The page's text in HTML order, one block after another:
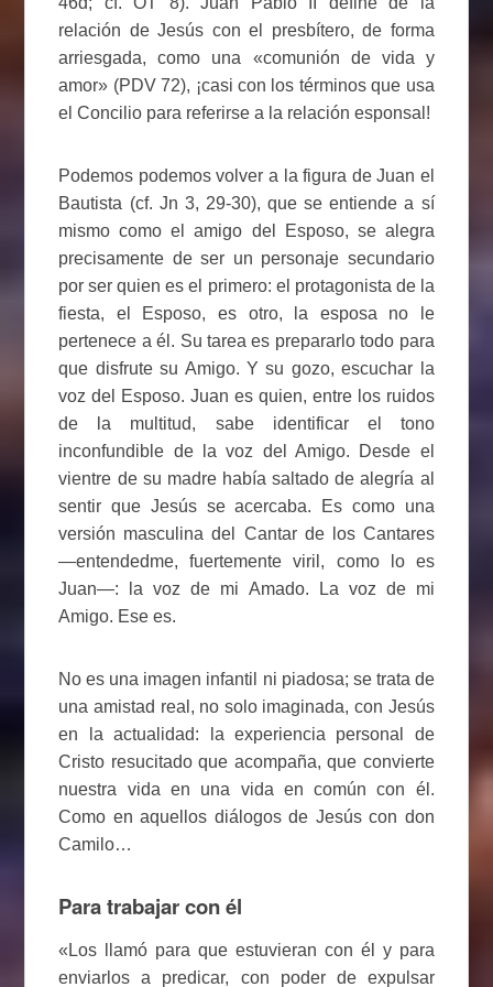
relación de Jesús con el presbítero, de forma
arriesgada, como una «comunión de vida y
amor» (PDV 72), ¡casi con los términos que usa
el Concilio para referirse a la relación esponsal!
Podemos podemos volver a la figura de Juan el
Bautista (cf. Jn 3, 29-30), que se entiende a sí
mismo como el amigo del Esposo, se alegra
precisamente de ser un personaje secundario
por ser quien es el primero: el protagonista de la
fiesta, el Esposo, es otro, la esposa no le
pertenece a él. Su tarea es prepararlo todo para
que disfrute su Amigo. Y su gozo, escuchar la
voz del Esposo. Juan es quien, entre los ruidos
de la multitud, sabe identificar el tono
inconfundible de la voz del Amigo. Desde el
vientre de su madre había saltado de alegría al
sentir que Jesús se acercaba. Es como una
versión masculina del Cantar de los Cantares
—entendedme, fuertemente viril, como lo es
Juan—: la voz de mi Amado. La voz de mi
Amigo. Ese es.
No es una imagen infantil ni piadosa; se trata de
una amistad real, no solo imaginada, con Jesús
en la actualidad: la experiencia personal de
Cristo resucitado que acompaña, que convierte
nuestra vida en una vida en común con él.
Como en aquellos diálogos de Jesús con don
Camilo…
Para trabajar con él
«Los llamó para que estuvieran con él y para
enviarlos a predicar, con poder de expulsar